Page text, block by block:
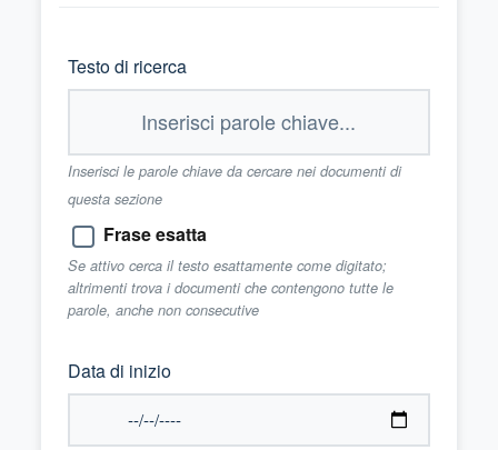
Testo di ricerca
Inserisci le parole chiave da cercare nei documenti di
questa sezione
Frase esatta
Se attivo cerca il testo esattamente come digitato;
altrimenti trova i documenti che contengono tutte le
parole, anche non consecutive
Data di inizio